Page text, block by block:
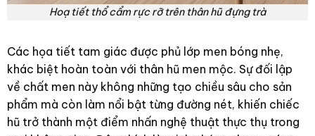
Hoạ tiết thổ cẩm rực rỡ trên thân hũ đựng trà
Các họa tiết tam giác được phủ lớp men bóng nhẹ,
khác biệt hoàn toàn với thân hũ men mộc. Sự đối lập
về chất men này không những tạo chiều sâu cho sản
phẩm mà còn làm nổi bật từng đường nét, khiến chiếc
hũ trở thành một điểm nhấn nghệ thuật thực thụ trong